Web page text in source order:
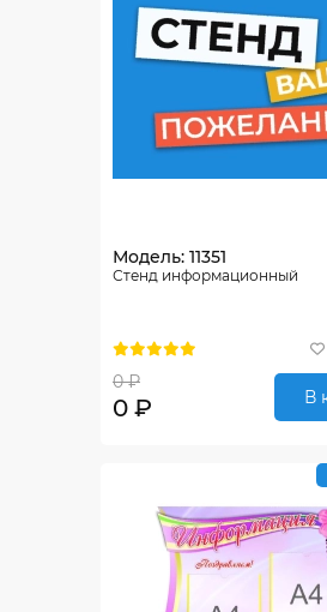
Модель: 11351
Стенд информационный
0 ₽
0 ₽ В